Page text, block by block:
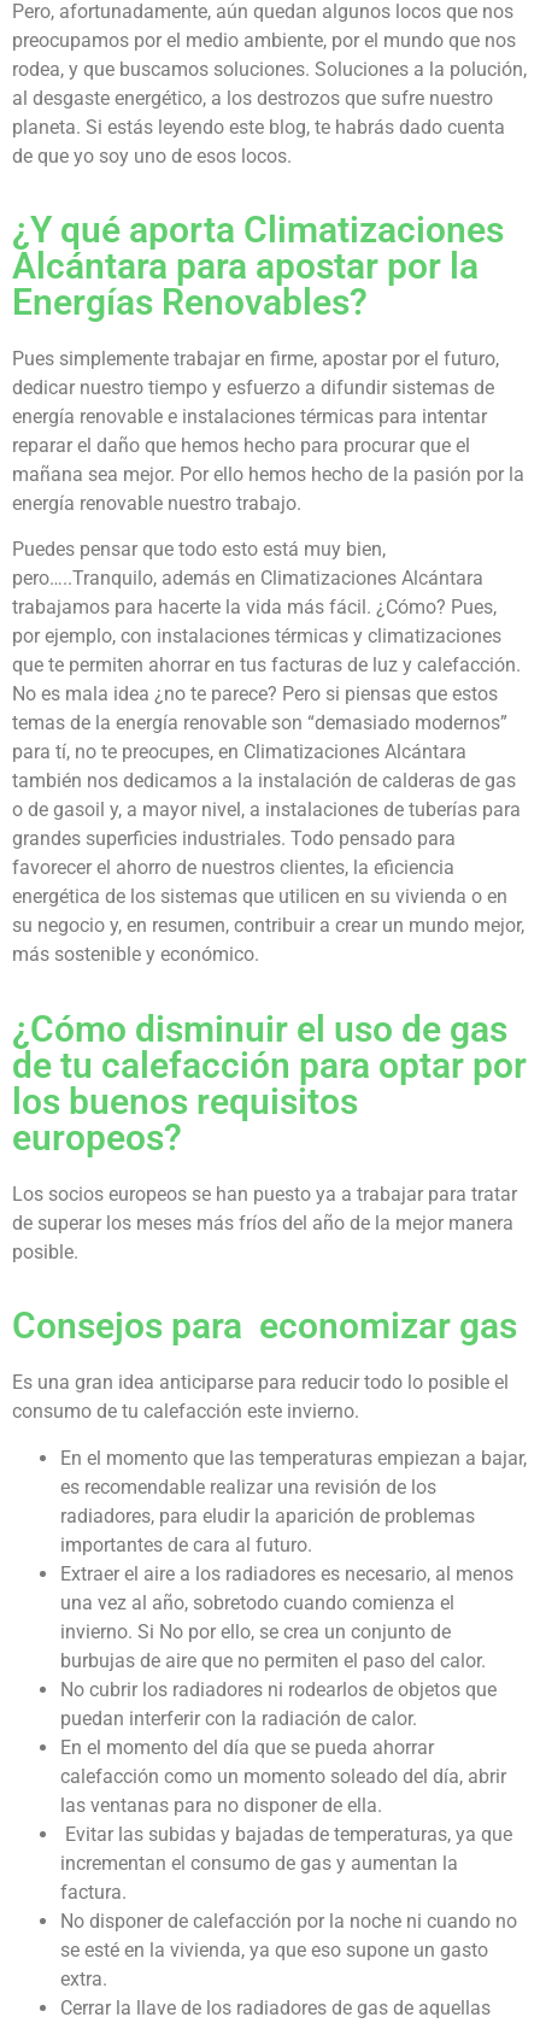
Pero, afortunadamente, aún quedan algunos locos que nos
preocupamos por el medio ambiente, por el mundo que nos
rodea, y que buscamos soluciones. Soluciones a la polución,
al desgaste energético, a los destrozos que sufre nuestro
planeta. Si estás leyendo este blog, te habrás dado cuenta
de que yo soy uno de esos locos.
¿Y qué aporta Climatizaciones
Alcántara para apostar por la
Energías Renovables?
Pues simplemente trabajar en firme, apostar por el futuro,
dedicar nuestro tiempo y esfuerzo a difundir sistemas de
energía renovable e instalaciones térmicas para intentar
reparar el daño que hemos hecho para procurar que el
mañana sea mejor. Por ello hemos hecho de la pasión por la
energía renovable nuestro trabajo.
Puedes pensar que todo esto está muy bien,
pero…..Tranquilo, además en Climatizaciones Alcántara
trabajamos para hacerte la vida más fácil. ¿Cómo? Pues,
por ejemplo, con instalaciones térmicas y climatizaciones
que te permiten ahorrar en tus facturas de luz y calefacción.
No es mala idea ¿no te parece? Pero si piensas que estos
temas de la energía renovable son “demasiado modernos”
para tí, no te preocupes, en Climatizaciones Alcántara
también nos dedicamos a la instalación de calderas de gas
o de gasoil y, a mayor nivel, a instalaciones de tuberías para
grandes superficies industriales. Todo pensado para
favorecer el ahorro de nuestros clientes, la eficiencia
energética de los sistemas que utilicen en su vivienda o en
su negocio y, en resumen, contribuir a crear un mundo mejor,
más sostenible y económico.
¿Cómo disminuir el uso de gas
de tu calefacción para optar por
los buenos requisitos
europeos?
Los socios europeos se han puesto ya a trabajar para tratar
de superar los meses más fríos del año de la mejor manera
posible.
Consejos para economizar gas
Es una gran idea anticiparse para reducir todo lo posible el
consumo de tu calefacción este invierno.
En el momento que las temperaturas empiezan a bajar,
es recomendable realizar una revisión de los
radiadores, para eludir la aparición de problemas
importantes de cara al futuro.
Extraer el aire a los radiadores es necesario, al menos
una vez al año, sobretodo cuando comienza el
invierno. Si No por ello, se crea un conjunto de
burbujas de aire que no permiten el paso del calor.
No cubrir los radiadores ni rodearlos de objetos que
puedan interferir con la radiación de calor.
En el momento del día que se pueda ahorrar
calefacción como un momento soleado del día, abrir
las ventanas para no disponer de ella.
Evitar las subidas y bajadas de temperaturas, ya que
incrementan el consumo de gas y aumentan la
factura.
No disponer de calefacción por la noche ni cuando no
se esté en la vivienda, ya que eso supone un gasto
extra.
Cerrar la llave de los radiadores de gas de aquellas